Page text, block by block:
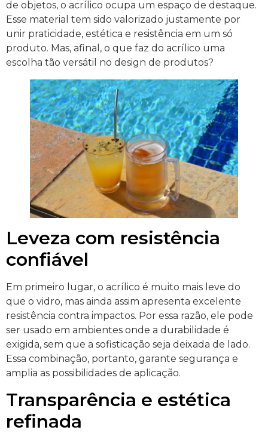
de objetos, o acrílico ocupa um espaço de destaque.
Esse material tem sido valorizado justamente por
unir praticidade, estética e resistência em um só
produto. Mas, afinal, o que faz do acrílico uma
escolha tão versátil no design de produtos?
Leveza com resistência
confiável
Em primeiro lugar, o acrílico é muito mais leve do
que o vidro, mas ainda assim apresenta excelente
resistência contra impactos. Por essa razão, ele pode
ser usado em ambientes onde a durabilidade é
exigida, sem que a sofisticação seja deixada de lado.
Essa combinação, portanto, garante segurança e
amplia as possibilidades de aplicação.
Transparência e estética
refinada